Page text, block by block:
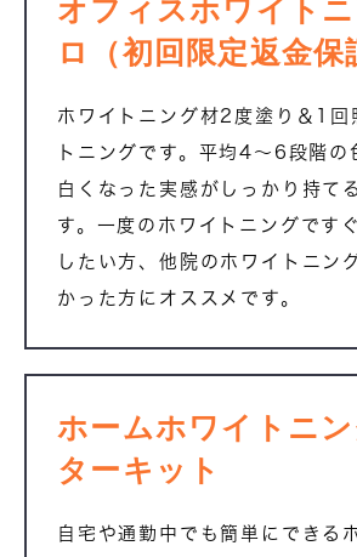
オフィスホワイト
ロ（初回限定返金保
ホワイトニング材2度塗り＆1回
トニングです。平均4～6段階の
白くなった実感がしっかり持て
す。一度のホワイトニングです
したい方、他院のホワイトニン
かった方にオススメです。
ホームホワイトニ
ターキット
自宅や通勤中でも簡単にできる